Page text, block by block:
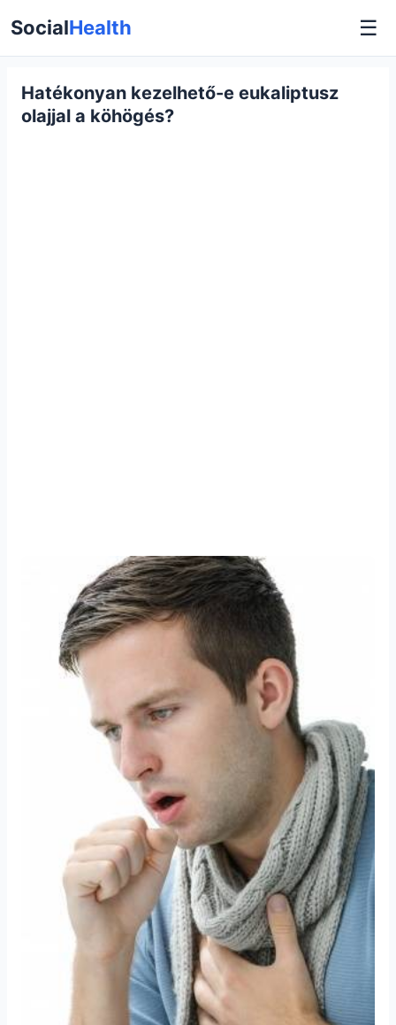
SocialHealth ☰
Hatékonyan kezelhető-e eukaliptusz
olajjal a köhögés?